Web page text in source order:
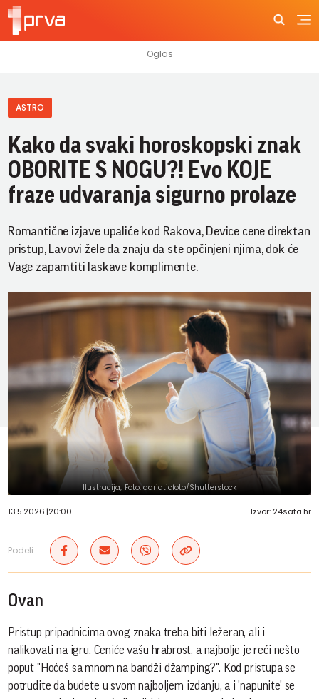
ASTRO
Kako da svaki horoskopski znak
OBORITE S NOGU?! Evo KOJE
fraze udvaranja sigurno prolaze
Romantične izjave upaliće kod Rakova, Device cene direktan
pristup, Lavovi žele da znaju da ste opčinjeni njima, dok će
Vage zapamtiti laskave komplimente.
Ilustracija; Foto: adriaticfoto/Shutterstock
13.5.2026.|20:00 Izvor: 24sata.hr
Podeli:
Ovan
Pristup pripadnicima ovog znaka treba biti ležeran, ali i
nalikovati na igru. Ceniće vašu hrabrost, a najbolje je reći nešto
poput "Hoćeš sa mnom na bandži džamping?". Kod pristupa se
potrudite da budete u svom najboljem izdanju, a i 'napunite' se